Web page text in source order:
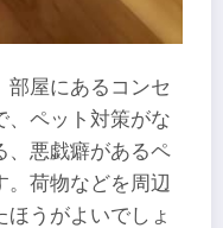
部屋にあるコンセ
、ペット対策がな
、悪戯癖があるペ
。荷物などを周辺
うがよいでしょ